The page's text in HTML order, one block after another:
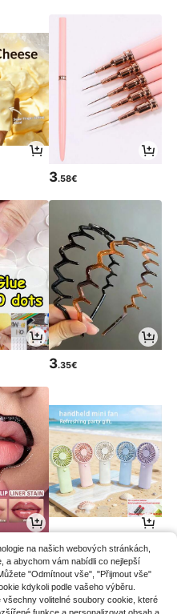
3.58€
3.35€
-9% 4.12€
na našich webových stránkách,
a abychom vám nabídli co nejlepší
"Odmítnout vše", "Přijmout vše"
kdykoli podle vašeho výběru.
volitelné soubory cookie, které